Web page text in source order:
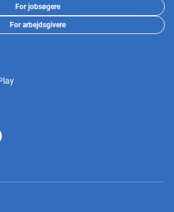
For jobsøgere
For arbejdsgivere